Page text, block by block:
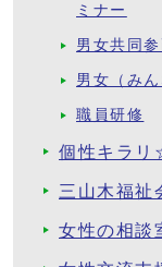
ミナー
男女共同
男女（み
職員研修
個性キラ
三山木福祉
女性の相談